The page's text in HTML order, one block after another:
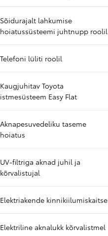
Sõidurajalt lahkumise
hoiatussüsteemi juhtnupp roolil
Telefoni lüliti roolil
Kaugjuhitav Toyota
istmesüsteem Easy Flat
Aknapesuvedeliku taseme
hoiatus
UV-filtriga aknad juhil ja
kõrvalistujal
Elektriakende kinnikiilumiskaitse
Elektriline aknalukk kõrvalistmel